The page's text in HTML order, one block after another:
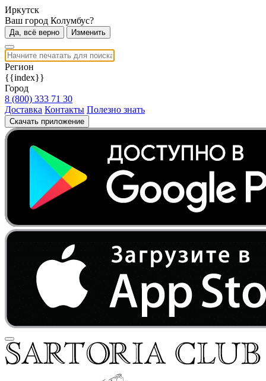
Иркутск
Ваш город Колумбус?
Да, всё верно Изменить
Регион
{{index}}
Город
8 (800) 333 71 30
Доставка Контакты Полезно знать
Скачать приложение